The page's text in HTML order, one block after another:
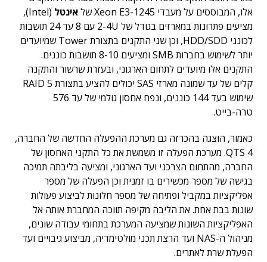
אלו, המבוססים על מעבדי Xeon E3-1245 של
אינטל
ׁׁ(Intel),
מציעים פתרונות במארזים בגודל של 2-4U עם 8 עד 24 תושבות
לכונני HDD/SDD, וכן שני התקנים בתצורת Tower שמיועדים
יותר לשימוש בחברות SMB ומציעים 8-10 תושבות כוננים.
התקנים אלו מיועדים לתחום הארגוני, ובעזרת שרשור והתקנה
קלים של עד שמונה מארזי SAS יכולים להציע בתצורת RAID 5
שימוש בעד 144 כוננים, ונפח אחסון גולמי של עד 576
טרה-בייט.
כאמור, הוצגה בהכרזה גם מערכת ההפעלה החדשה של החברה,
QTS 4. מערכת הפעלה זו משמשת את כל התקני האחסון של
החברה, מהתחום הצרכני ועד הארגוני, ומציעה בליבתה תמיכה
בגישה של מספר מכשירים בו זמנית וכן הפעלה של מספר
אפליקציות במקביל ופתיחה של מספר חלונות לביצוע פעולות
שונות בבת אחת. את הליבה מקיפה תווכה המחברת אותה אל
האפליקציות השונות שמציעה המערכת בתחומי עבודה שונים,
מניהול ה-NAS ועד הרצת תכני מולטימדיה, מביצוע גיבויים ועד
הפעלת שרת לאתרים.